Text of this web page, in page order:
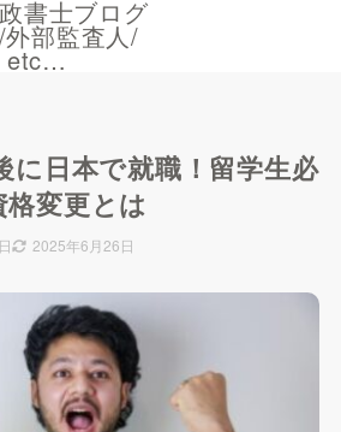
書士ブログ
部監査人/
etc…
に日本で就職！留学生必
変更とは
2025年6月26日